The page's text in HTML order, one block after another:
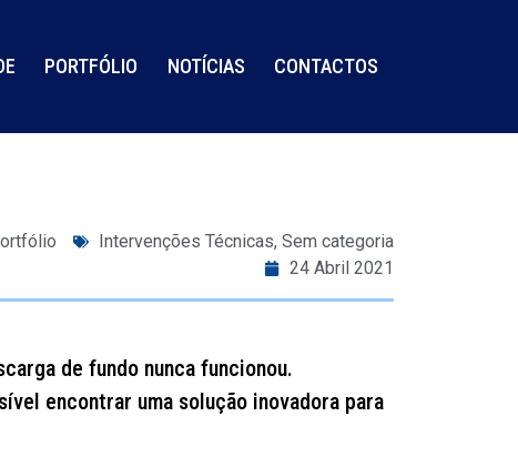
PORTFÓLIO NOTÍCIAS CONTACTOS
Intervenções Técnicas, Sem categoria
24 Abril 2021
de fundo nunca funcionou.
encontrar uma solução inovadora para